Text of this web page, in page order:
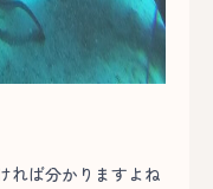
れば分かりますよね